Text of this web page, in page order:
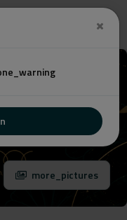
more_pictures